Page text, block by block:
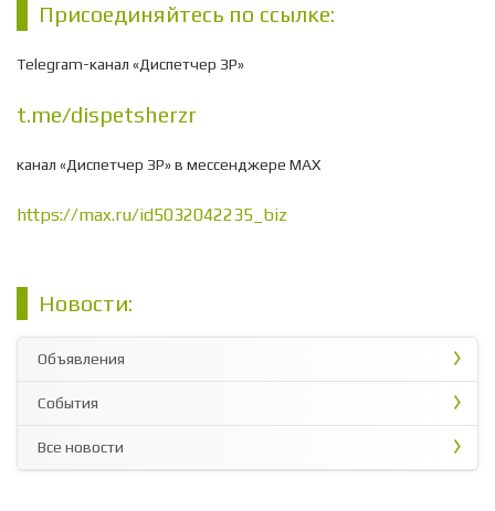
Присоединяйтесь по ссылке:
Telegram-канал «Диспетчер ЗР»
t.me/dispetsherzr
канал «Диспетчер ЗР» в мессенджере МАХ
https://max.ru/id5032042235_biz
Новости:
Объявления
События
Все новости